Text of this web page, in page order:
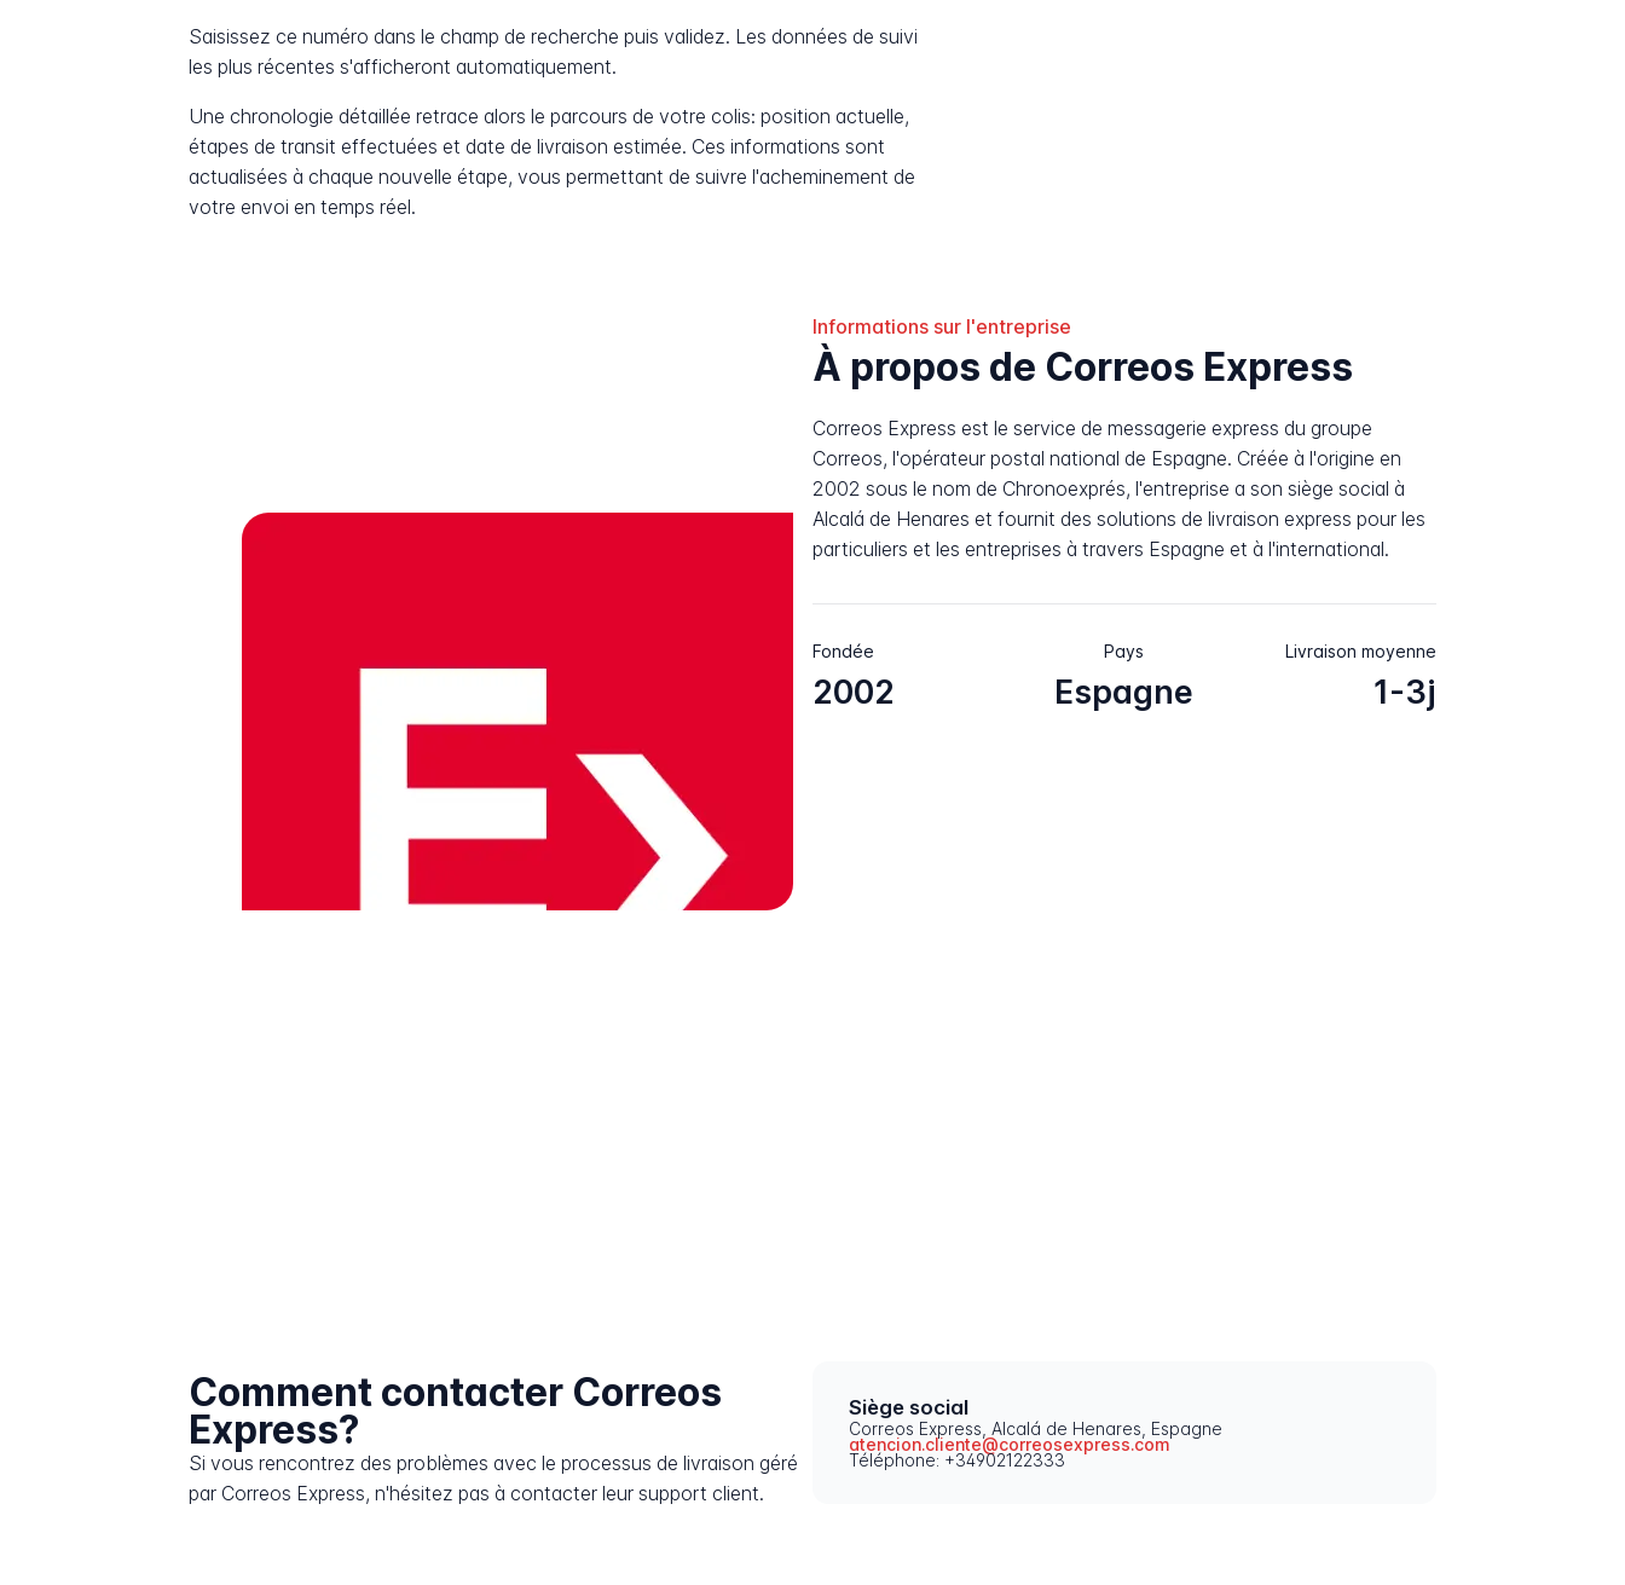
Saisissez ce numéro dans le champ de recherche puis validez. Les données de suivi
les plus récentes s'afficheront automatiquement.
Une chronologie détaillée retrace alors le parcours de votre colis: position actuelle,
étapes de transit effectuées et date de livraison estimée. Ces informations sont
actualisées à chaque nouvelle étape, vous permettant de suivre l'acheminement de
votre envoi en temps réel.
Informations sur l'entreprise
À propos de Correos Express
Correos Express est le service de messagerie express du groupe
Correos, l'opérateur postal national de Espagne. Créée à l'origine en
2002 sous le nom de Chronoexprés, l'entreprise a son siège social à
Alcalá de Henares et fournit des solutions de livraison express pour les
particuliers et les entreprises à travers Espagne et à l'international.
Fondée
2002
Pays
Espagne
Livraison moyenne
1-3j
Comment contacter Correos
Express?
Si vous rencontrez des problèmes avec le processus de livraison géré
par Correos Express, n'hésitez pas à contacter leur support client.
Siège social
Correos Express, Alcalá de Henares, Espagne
atencion.cliente@correosexpress.com
Téléphone: +34902122333